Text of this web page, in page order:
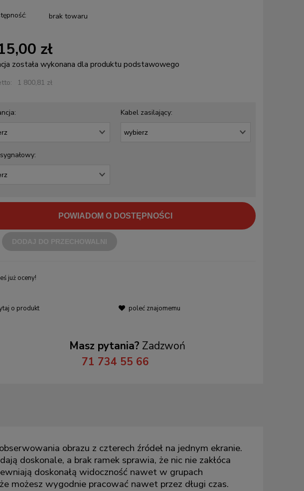
brak towaru
zł
została wykonana dla produktu podstawowego
1 800,81 zł
Kabel zasilający:
POWIADOM O DOSTĘPNOŚCI
już oceny!
o produkt
poleć znajomemu
Masz pytania? Zadzwoń
71 734 55 66
obrazu z czterech źródeł na jednym ekranie.
doskonale, a brak ramek sprawia, że nic nie zakłóca
doskonałą widoczność nawet w grupach
możesz wygodnie pracować nawet przez długi czas.